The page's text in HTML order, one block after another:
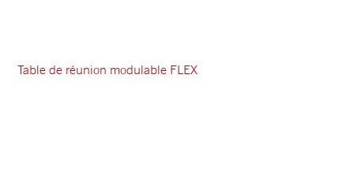
Table de réunion modulable FLEX